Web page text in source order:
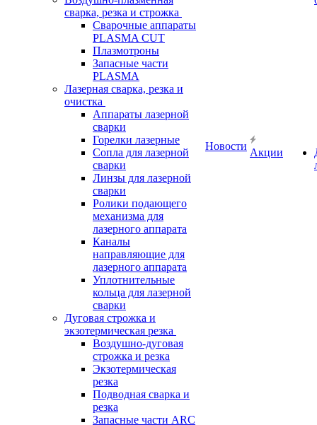
сварка, резка и строжка
Сварочные аппараты
PLASMA CUT
Плазмотроны
Запасные части
PLASMA
Лазерная сварка, резка и
очистка
Аппараты лазерной
сварки
Горелки лазерные
Сопла для лазерной
сварки
Линзы для лазерной
сварки
Ролики подающего
механизма для
лазерного аппарата
Каналы
направляющие для
лазерного аппарата
Уплотнительные
кольца для лазерной
сварки
Дуговая строжка и
экзотермическая резка
Воздушно-дуговая
строжка и резка
Экзотермическая
резка
Подводная сварка и
резка
Запасные части ARC
Новости
Акции